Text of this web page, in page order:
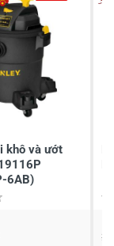
khô và ướt
6AB)